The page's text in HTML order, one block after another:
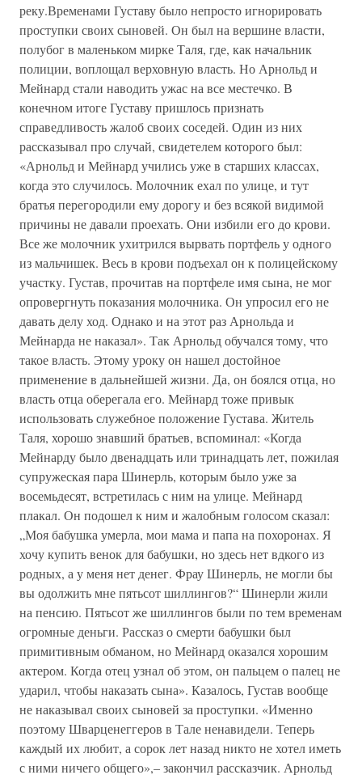
реку.Временами Густаву было непросто игнорировать
проступки своих сыновей. Он был на вершине власти,
полубог в маленьком мирке Таля, где, как начальник
полиции, воплощал верховную власть. Но Арнольд и
Мейнард стали наводить ужас на все местечко. В
конечном итоге Густаву пришлось признать
справедливость жалоб своих соседей. Один из них
рассказывал про случай, свидетелем которого был:
«Арнольд и Мейнард учились уже в старших классах,
когда это случилось. Молочник ехал по улице, и тут
братья перегородили ему дорогу и без всякой видимой
причины не давали проехать. Они избили его до крови.
Все же молочник ухитрился вырвать портфель у одного
из мальчишек. Весь в крови подъехал он к полицейскому
участку. Густав, прочитав на портфеле имя сына, не мог
опровергнуть показания молочника. Он упросил его не
давать делу ход. Однако и на этот раз Арнольда и
Мейнарда не наказал». Так Арнольд обучался тому, что
такое власть. Этому уроку он нашел достойное
применение в дальнейшей жизни. Да, он боялся отца, но
власть отца оберегала его. Мейнард тоже привык
использовать служебное положение Густава. Житель
Таля, хорошо знавший братьев, вспоминал: «Когда
Мейнарду было двенадцать или тринадцать лет, пожилая
супружеская пара Шинерль, которым было уже за
восемьдесят, встретилась с ним на улице. Мейнард
плакал. Он подошел к ним и жалобным голосом сказал:
„Моя бабушка умерла, мои мама и папа на похоронах. Я
хочу купить венок для бабушки, но здесь нет вдкого из
родных, а у меня нет денег. Фрау Шинерль, не могли бы
вы одолжить мне пятьсот шиллингов?“ Шинерли жили
на пенсию. Пятьсот же шиллингов были по тем временам
огромные деньги. Рассказ о смерти бабушки был
примитивным обманом, но Мейнард оказался хорошим
актером. Когда отец узнал об этом, он пальцем о палец не
ударил, чтобы наказать сына». Казалось, Густав вообще
не наказывал своих сыновей за проступки. «Именно
поэтому Шварценеггеров в Тале ненавидели. Теперь
каждый их любит, а сорок лет назад никто не хотел иметь
с ними ничего общего»,– закончил рассказчик. Арнольд